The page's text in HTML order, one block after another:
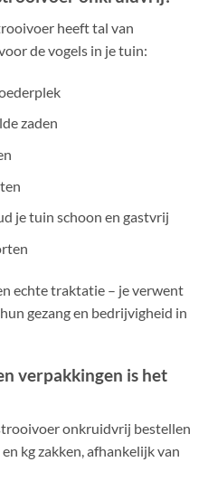
heeft tal van
de vogels in je tuin:
zaden
je tuin schoon en gastvrij
echte traktatie – je verwent
gezang en bedrijvigheid in
verpakkingen is het
onkruidvrij bestellen
kg zakken, afhankelijk van